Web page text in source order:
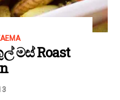
මස් Roast